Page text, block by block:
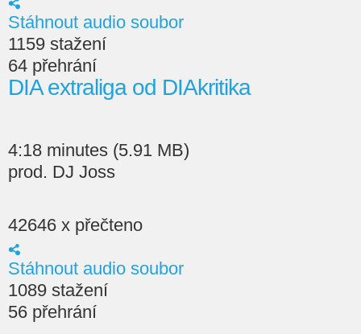
Stáhnout audio soubor
1159 stažení
64 přehrání
DIA extraliga od DIAkritika
4:18 minutes (5.91 MB)
prod. DJ Joss
42646 x přečteno
Stáhnout audio soubor
1089 stažení
56 přehrání